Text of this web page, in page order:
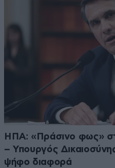
ΗΠΑ: «Πράσινο φως»
– Υπουργός
ψήφο διαφορά